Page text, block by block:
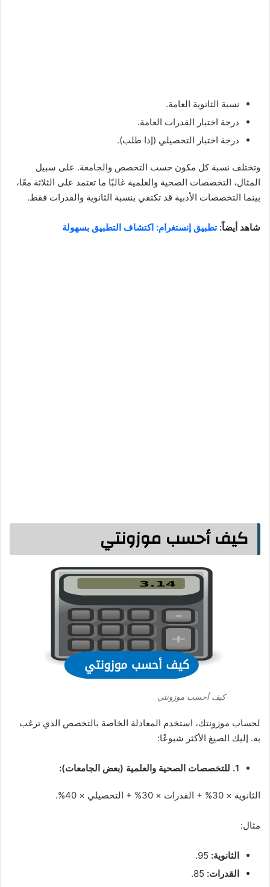
نسبة الثانوية العامة.
درجة اختبار القدرات العامة.
درجة اختبار التحصيلي (إذا طلب).
وتختلف نسبة كل مكون حسب التخصص والجامعة. على سبيل
المثال، التخصصات الصحية والعلمية غالبًا ما تعتمد على الثلاثة معًا،
بينما التخصصات الأدبية قد تكتفي بنسبة الثانوية والقدرات فقط.
شاهد أيضاً:تطبيق إنستغرام: اكتشاف التطبيق بسهولة
كيف أحسب موزونتي
كيف أحسب موزونتي
لحساب موزونتك، استخدم المعادلة الخاصة بالتخصص الذي ترغب
به. إليك الصيغ الأكثر شيوعًا:
1. للتخصصات الصحية والعلمية (بعض الجامعات):
الثانوية × 30% + القدرات × 30% + التحصيلي × 40%.
مثال:
الثانوية:
القدرات: